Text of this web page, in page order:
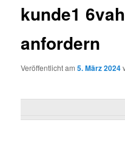
kunde1
anfordern
Veröffentlicht am5. März 2024